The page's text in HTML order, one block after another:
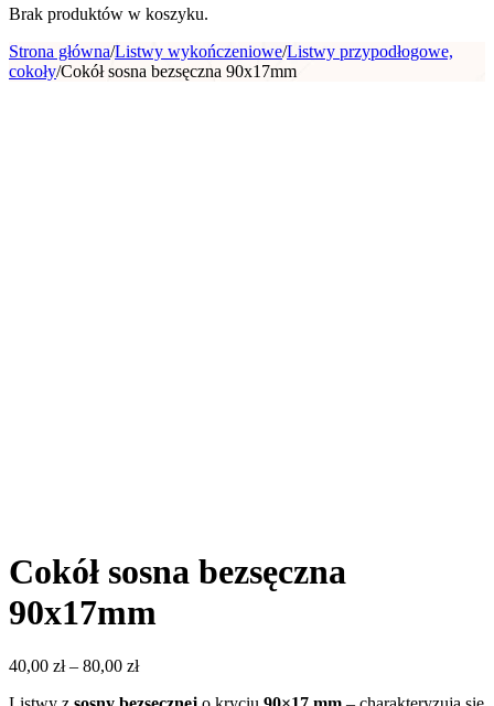
Brak produktów w koszyku.
Strona główna/Listwy wykończeniowe/Listwy przypodłogowe,
cokoły/Cokół sosna bezsęczna 90x17mm
Cokół sosna bezsęczna
90x17mm
40,00 zł– 80,00 zł